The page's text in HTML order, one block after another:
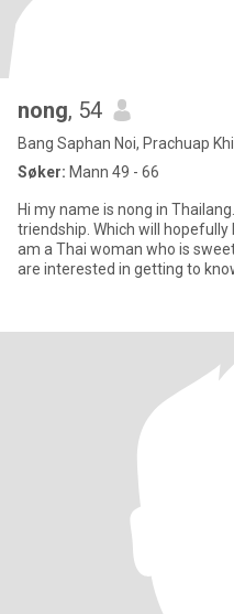
nong, 54
Bang Saphan Noi, Prachuap
Søker: Mann 49 - 66
Hi my name is nong in Thailang. Iwant to meet gentlemen tor
triendship. Which will
am a Thai woman who is
are interested in getting to